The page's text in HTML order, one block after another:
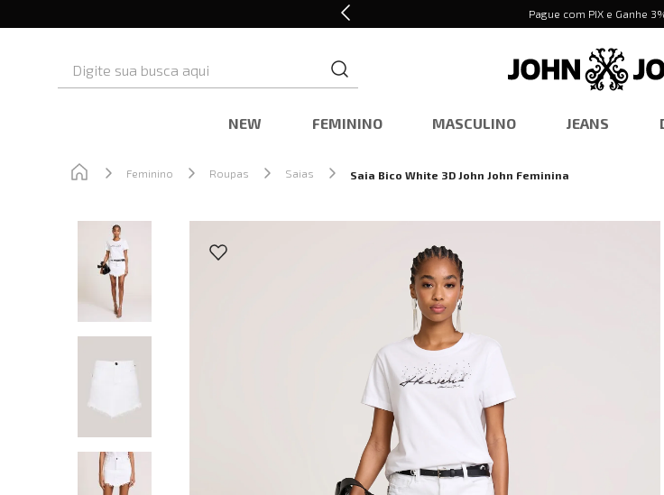
Pague com PIX e Ganhe
NEW FEMININO MASCULINO JEANS
Feminino Roupas Saias Saia Bico White 3D John John Feminina